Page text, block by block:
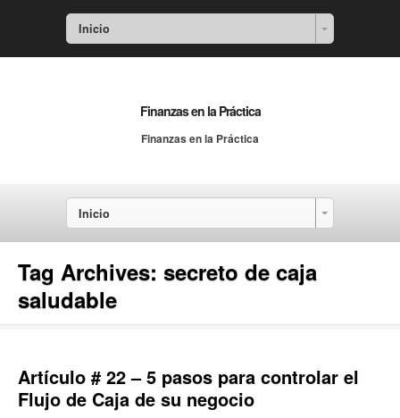
Inicio
Finanzas en la Práctica
Finanzas en la Práctica
Inicio
Tag Archives: secreto de caja
saludable
Artículo # 22 – 5 pasos para controlar el
Flujo de Caja de su negocio